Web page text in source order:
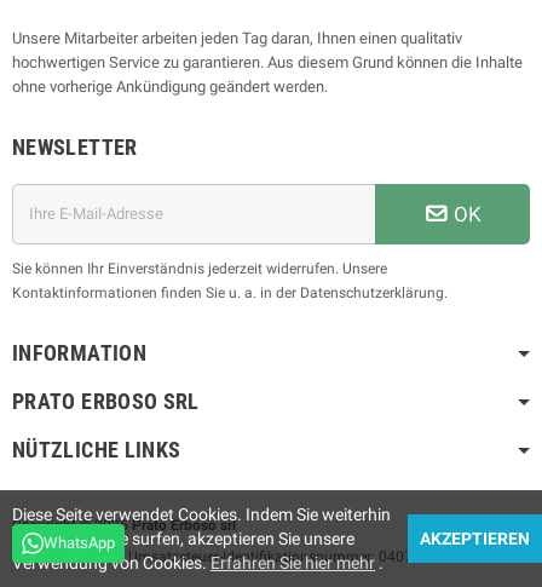
Unsere Mitarbeiter arbeiten jeden Tag daran, Ihnen einen qualitativ
hochwertigen Service zu garantieren. Aus diesem Grund können die Inhalte
ohne vorherige Ankündigung geändert werden.
NEWSLETTER
OK
Sie können Ihr Einverständnis jederzeit widerrufen. Unsere
Kontaktinformationen finden Sie u. a. in der Datenschutzerklärung.
INFORMATION
PRATO ERBOSO SRL
NÜTZLICHE LINKS
Copyright © 2025 Prato Erbososrl
Prato Erboso srl - Umsatzsteuer-Identifikationsnummer: 04074960719
Diese Seite verwendet Cookies. Indem Sie weiterhin
auf der Website surfen, akzeptieren Sie unsere
Verwendung von Cookies.Erfahren Sie hier mehr .
AKZEPTIEREN
WhatsApp